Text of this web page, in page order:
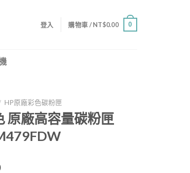
登入 購物車 /NT$0.00 0
HP原廠彩色碳粉匣
原廠高容量碳粉匣
目